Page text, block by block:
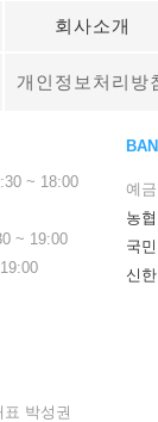
회사소개
개인정보처리방
~ 18:00
~ 19:00
19:00
예
농
국
신
표 박성권